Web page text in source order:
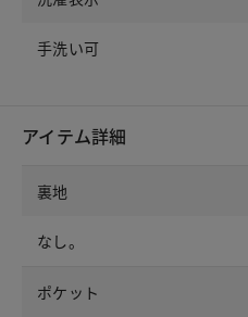
手洗い可
アイテム詳細
裏地
なし。
ポケット